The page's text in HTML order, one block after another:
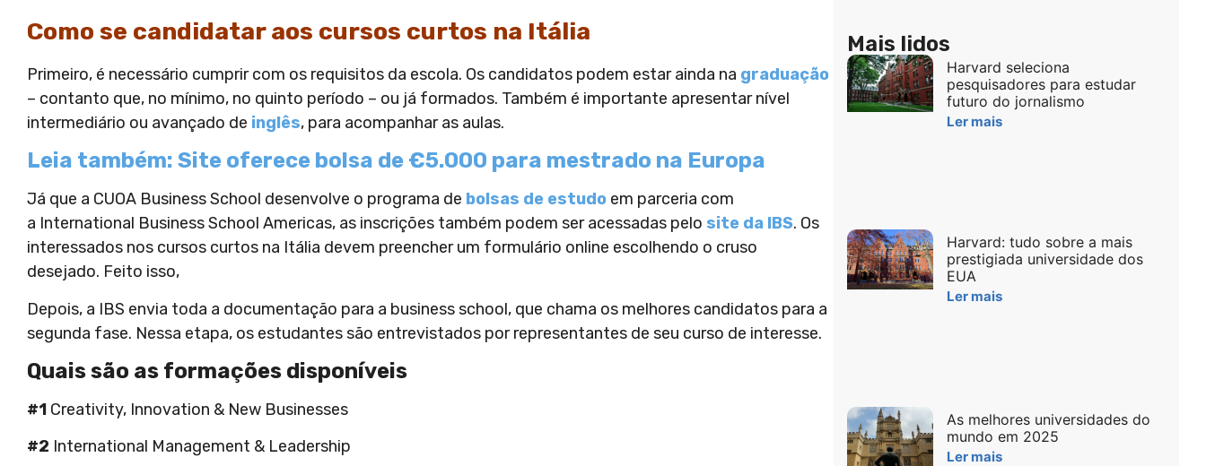
Como se candidatar aos cursos curtos na Itália
Primeiro, é necessário cumprir com os requisitos da escola. Os candidatos podem estar ainda na graduação
– contanto que, no mínimo, no quinto período – ou já formados. Também é importante apresentar nível
intermediário ou avançado de inglês, para acompanhar as aulas.
Leia também: Site oferece bolsa de €5.000 para mestrado na Europa
Já que a CUOA Business School desenvolve o programa de bolsas de estudo em parceria com
a International Business School Americas, as inscrições também podem ser acessadas pelo site da IBS. Os
interessados nos cursos curtos na Itália devem preencher um formulário online escolhendo o cruso
desejado. Feito isso,
Depois, a IBS envia toda a documentação para a business school, que chama os melhores candidatos para a
segunda fase. Nessa etapa, os estudantes são entrevistados por representantes de seu curso de interesse.
Quais são as formações disponíveis
#1 Creativity, Innovation & New Businesses
#2 International Management & Leadership
Mais lidos
Harvard seleciona
pesquisadores para estudar
futuro do jornalismo
Ler mais
Harvard: tudo sobre a mais
prestigiada universidade dos
EUA
Ler mais
As melhores universidades do
mundo em 2025
Ler mais